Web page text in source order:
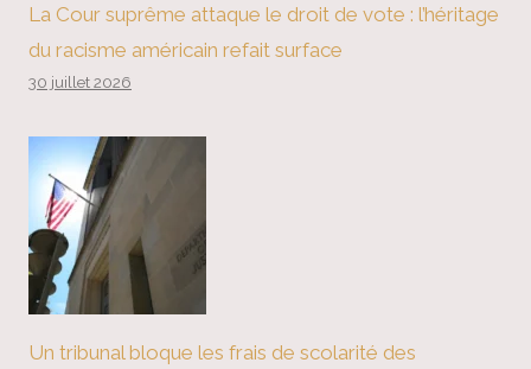
La Cour suprême attaque le droit de vote : l’héritage
du racisme américain refait surface
30 juillet 2026
Un tribunal bloque les frais de scolarité des